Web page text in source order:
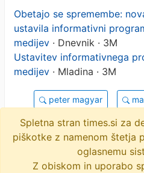
Obetajo se spremembe:
ustavila informativni
medijev · Dnevnik · 3M
Ustavitev informativnega
medijev · Mladina · 3M
peter magyar
fidesz viktor orban
9 novic
Spletna stran times.si za
piškotke z namenom štetja
oglasnemu
Z obiskom in uporabo